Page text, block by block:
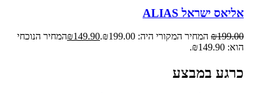
אליאס ישראל ALIAS
₪199.00 המחיר המקורי היה: ₪199.00. ₪149.90
המחיר הנוכחי
הוא: ₪149.90.
כרגע במבצע